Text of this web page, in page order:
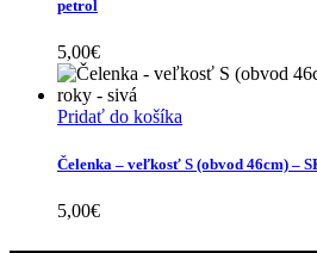
petrol
5,00€
Pridať do košíka
Čelenka – veľkosť S (obvod 46cm) –
5,00€